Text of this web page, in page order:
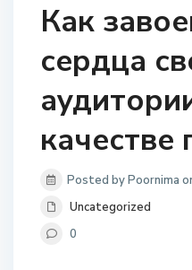
Как
сердца
качестве
Posted by Poornima
Uncategorized
0